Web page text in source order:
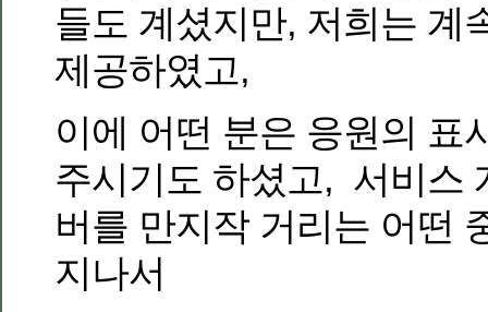
들도 계셨지만, 저희는 계
제공하였고,
이에 어떤 분은 응원의 표
주시기도 하셨고, 서비스
버를 만지작 거리는 어떤
지나서